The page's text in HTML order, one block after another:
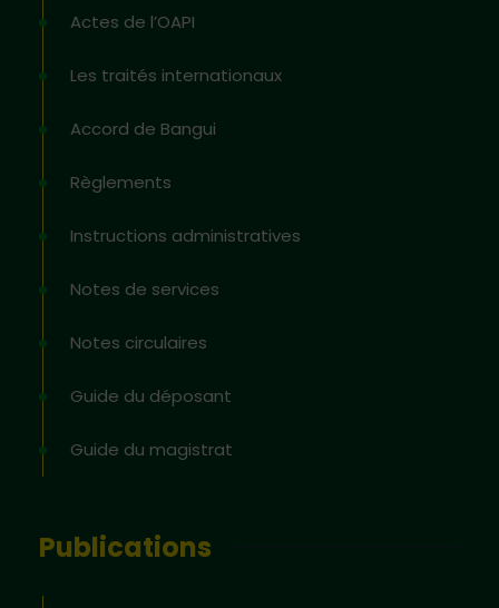
Actes de l’OAPI
Les traités internationaux
Accord de Bangui
Règlements
Instructions administratives
Notes de services
Notes circulaires
Guide du déposant
Guide du magistrat
Publications